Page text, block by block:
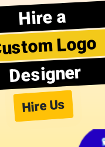
Hire a
Logo
Designer
Hire Us